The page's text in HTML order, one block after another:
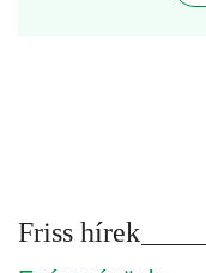
Friss hírek